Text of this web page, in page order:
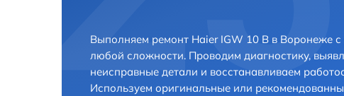
Выполняем ремонт Haier IGW 10 B в Воронеже с
любой сложности. Проводим диагностику,
неисправные детали и восстанавливаем
Используем оригинальные или